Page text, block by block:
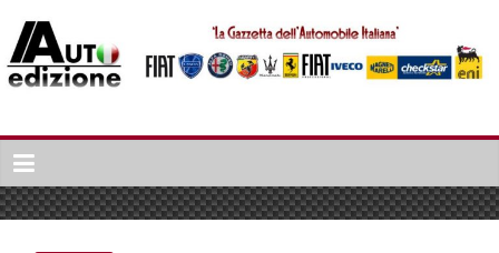
naar
inhoud
Auto
Edizione
La
Gazetta